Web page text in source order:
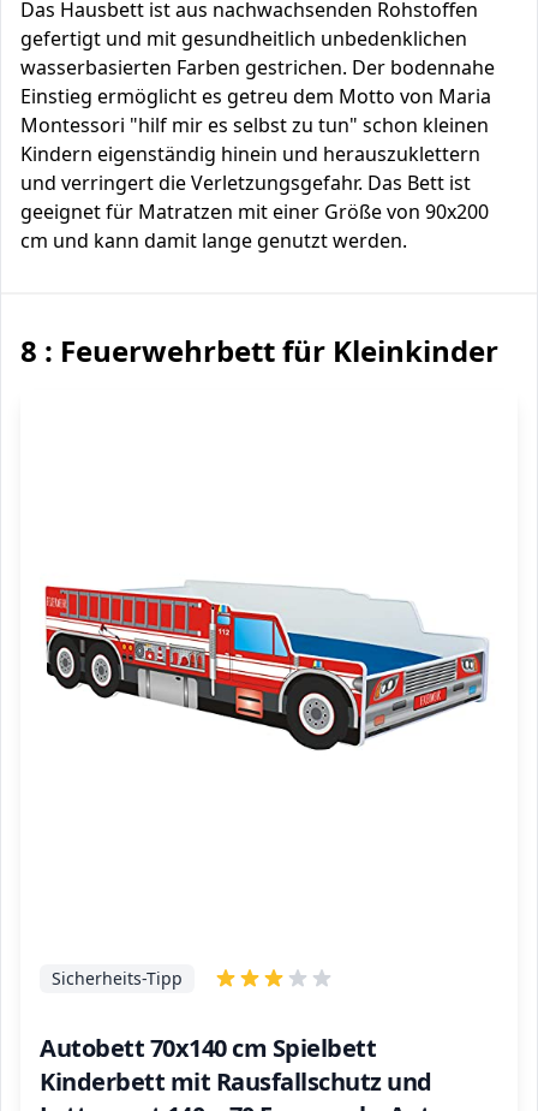
Das Hausbett ist aus nachwachsenden Rohstoffen
gefertigt und mit gesundheitlich unbedenklichen
wasserbasierten Farben gestrichen. Der bodennahe
Einstieg ermöglicht es getreu dem Motto von Maria
Montessori "hilf mir es selbst zu tun" schon kleinen
Kindern eigenständig hinein und herauszuklettern
und verringert die Verletzungsgefahr. Das Bett ist
geeignet für Matratzen mit einer Größe von 90x200
cm und kann damit lange genutzt werden.
8 : Feuerwehrbett für Kleinkinder
Autobett 70x140 cm Spielbett
Kinderbett mit Rausfallschutz und
Sicherheits-Tipp